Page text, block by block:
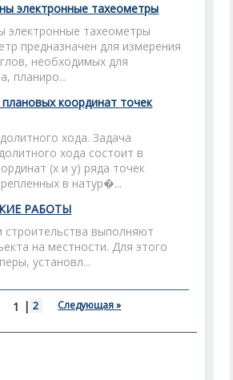
электронные тахеометры
электронные тахеометры
предназначен для измерения
необходимых для
планиро...
координат точек
хода. Задача
хода состоит в
(х и у) ряда точек
в натур�...
РАБОТЫ
строительства выполняют
на местности. Для этого
установл...
1 | 2 Следующая »